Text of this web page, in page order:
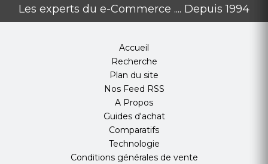
Les experts du e-Commerce .... Depuis 1994
Accueil
Recherche
Plan du site
Nos Feed RSS
A Propos
Guides d'achat
Comparatifs
Technologie
Conditions générales de vente